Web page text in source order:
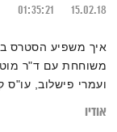
15.02.18
01:35:21
איך משפיע הסטרס בו
משוחחת עם ד"ר
ועמרי פישלוב, עו"ס
אודיו